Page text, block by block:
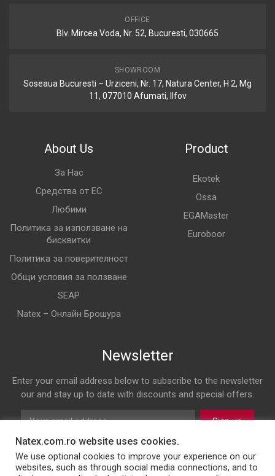
OFFICE
Blv. Mircea Voda, Nr. 52, Bucuresti, 030665
SHOWROOM
Soseaua Bucuresti – Urziceni, Nr. 17, Natura Center, H 2, Mg
11, 077010 Afumati, Ilfov
About Us
За Нас
Средства от ЕС
Любими
Политика за използване на
бисквитки
Политика за поверителност
Общи условия за ползване
SEAP
Natex – Онлайн Брошура
Product
Ekotek
Ossa
EGAMaster
Euroboor
Newsletter
Enter your email address below to subscribe to the newsletter
our and stay up to date with discounts and special offers.
Sign up
Follow us on
Natex.com.ro website uses cookies.
We use optional cookies to improve your experience on our
websites, such as through social media connections, and to